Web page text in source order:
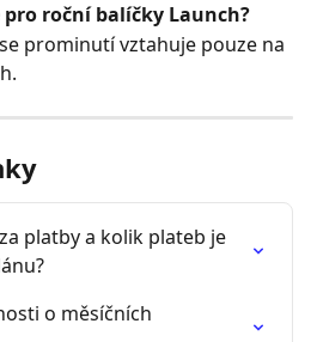
roční balíčky Launch?
prominutí vztahuje pouze na
platby a kolik plateb je
o měsíčních